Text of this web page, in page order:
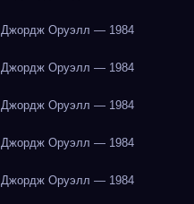
Джордж Оруэлл — 1984
Джордж Оруэлл — 1984
Джордж Оруэлл — 1984
Джордж Оруэлл — 1984
Джордж Оруэлл — 1984